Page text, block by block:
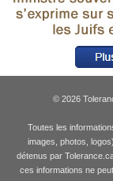
© 2026
Toutes les
images, photos,
détenus par
ces informations ne